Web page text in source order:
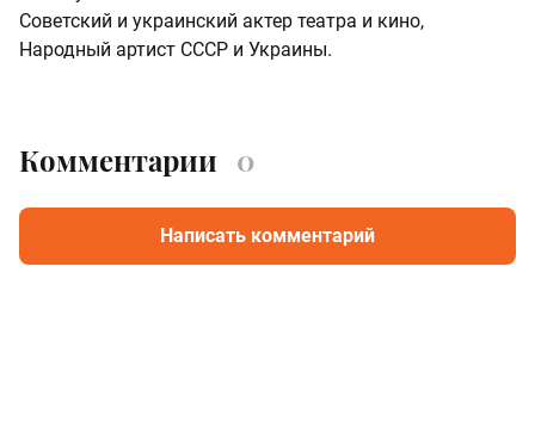
Советский и украинский актер театра и кино,
Народный артист СССР и Украины.
Комментарии 0
Написать комментарий